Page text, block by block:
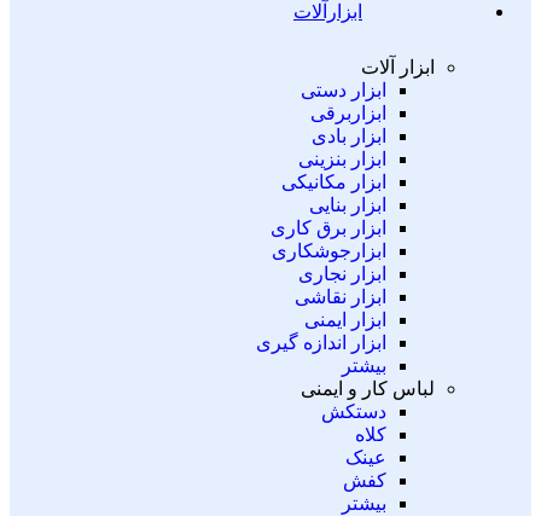
ابزارآلات
ابزار آلات
ابزار دستی
ابزاربرقی
ابزار بادی
ابزار بنزینی
ابزار مکانیکی
ابزار بنایی
ابزار برق کاری
ابزارجوشکاری
ابزار نجاری
ابزار نقاشی
ابزار ایمنی
ابزار اندازه گیری
بیشتر
لباس کار و ایمنی
دستکش
کلاه
عینک
کفش
بیشتر